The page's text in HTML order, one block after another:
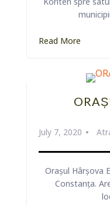
Read More
July 7, 2020
Orașul Hârșova
Constanța.